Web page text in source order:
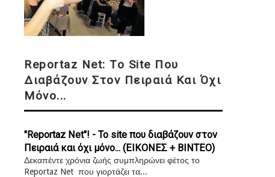
Reportaz Net: Το Site Που
Διαβάζουν Στον Πειραιά Και Όχι
Μόνο...
"Reportaz Net"! - Το site που διαβάζουν στον
Πειραιά και όχι μόνο... (ΕΙΚΟΝΕΣ + ΒΙΝΤΕΟ)
Δεκαπέντε χρόνια ζωής συμπληρώνει φέτος το
Reportaz Net που γιορτάζει τα...